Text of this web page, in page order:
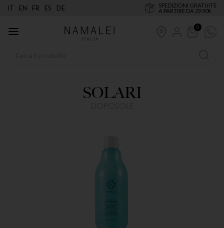
IT EN FR ES DE
SPEDIZIONI GRATUITE
A PARTIRE DA 29.90€
0
SOLARI